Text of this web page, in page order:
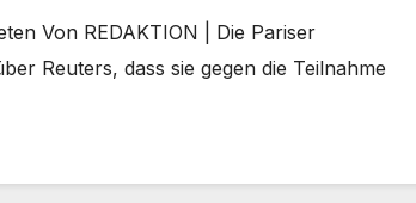
Von REDAKTION | Die Pariser
Reuters, dass sie gegen die Teilnahme